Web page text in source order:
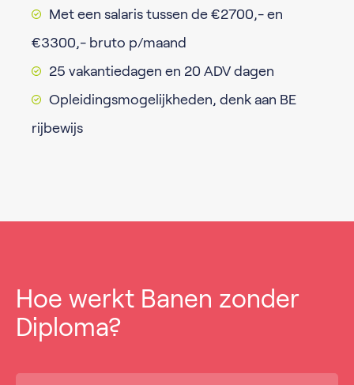
Met een salaris tussen de €2700,- en
€3300,- bruto p/maand
25 vakantiedagen en 20 ADV dagen
Opleidingsmogelijkheden, denk aan BE
rijbewijs
Hoe werkt Banen zonder
Diploma?